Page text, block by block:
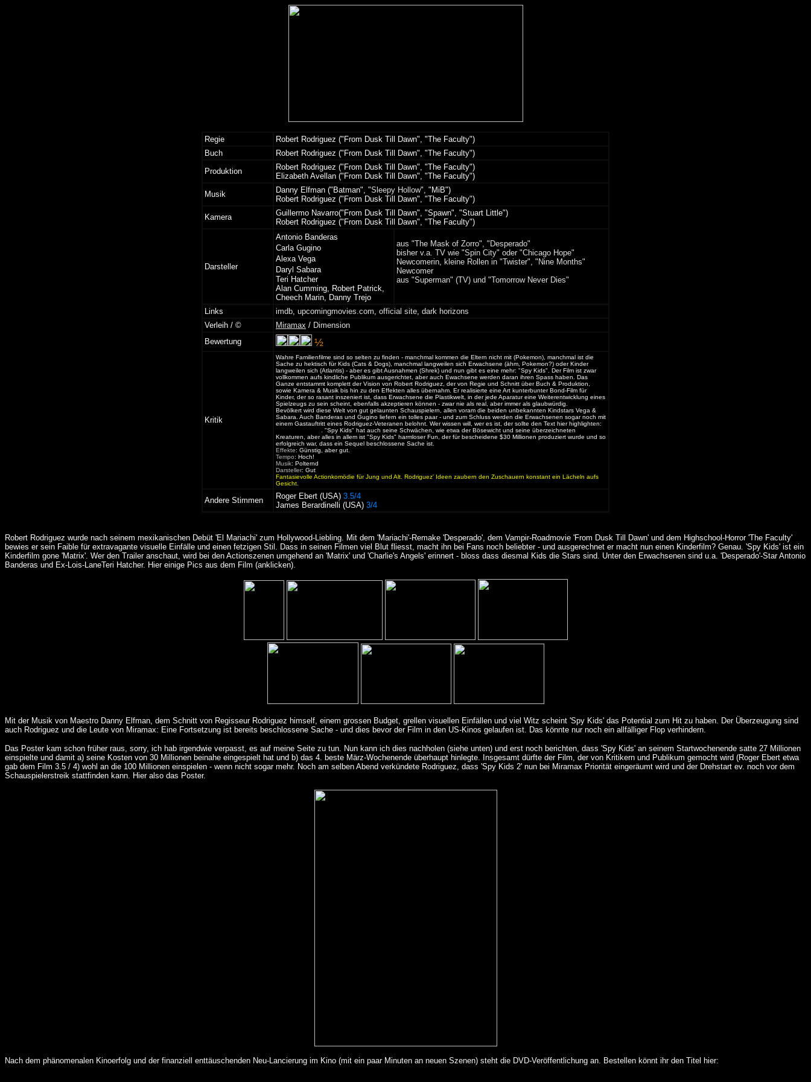
Regie
Robert Rodriguez ("From Dusk Till Dawn", "The Faculty")
Buch
Robert Rodriguez ("From Dusk Till Dawn", "The Faculty")
Produktion
Robert Rodriguez ("From Dusk Till Dawn", "The Faculty")
Elizabeth Avellan ("From Dusk Till Dawn", "The Faculty")
Musik
Danny Elfman ("Batman", "Sleepy Hollow", "MiB")
Robert Rodriguez ("From Dusk Till Dawn", "The Faculty")
Kamera
Guillermo Navarro("From Dusk Till Dawn", "Spawn", "Stuart Little")
Robert Rodriguez ("From Dusk Till Dawn", "The Faculty")
Darsteller
Antonio Banderas
Carla Gugino
Alexa Vega
Daryl Sabara
Teri Hatcher
Alan Cumming, Robert Patrick,
Cheech Marin, Danny Trejo
aus "The Mask of Zorro", "Desperado"
bisher v.a. TV wie "Spin City" oder "Chicago Hope"
Newcomerin, kleine Rollen in "Twister", "Nine Months"
Newcomer
aus "Superman" (TV) und "Tomorrow Never Dies"
Links imdb, upcomingmovies.com, official site, dark horizons
Verleih / ©
Miramax / Dimension
Bewertung
½
Kritik
Wahre Familienfilme sind so selten zu finden - manchmal kommen die Eltern nicht mit (Pokemon), manchmal ist die
Sache zu hektisch für Kids (Cats & Dogs), manchmal langweilen sich Erwachsene (ähm, Pokemon?) oder Kinder
langweilen sich (Atlantis) - aber es gibt Ausnahmen (Shrek) und nun gibt es eine mehr: "Spy Kids". Der Film ist zwar
vollkommen aufs kindliche Publikum ausgerichtet, aber auch Ewachsene werden daran ihren Spass haben. Das
Ganze entstammt komplett der Vision von Robert Rodriguez, der von Regie und Schnitt über Buch & Produktion,
sowie Kamera & Musik bis hin zu den Effekten alles übernahm. Er realisierte eine Art kunterbunter Bond-Film für
Kinder, der so rasant inszeniert ist, dass Erwachsene die Plastikwelt, in der jede Aparatur eine Weiterentwicklung eines
Spielzeugs zu sein scheint, ebenfalls akzeptieren können - zwar nie als real, aber immer als glaubwürdig.
Bevölkert wird diese Welt von gut gelaunten Schauspielern, allen voram die beiden unbekannten Kindstars Vega &
Sabara. Auch Banderas und Gugino liefern ein tolles paar - und zum Schluss werden die Erwachsenen sogar noch mit
einem Gastauftritt eines Rodriguez-Veteranen belohnt. Wer wissen will, wer es ist, der sollte den Text hier highlighten:
. "Spy Kids" hat auch seine Schwächen, wie etwa der Bösewicht und seine überzeichneten
Kreaturen, aber alles in allem ist "Spy Kids" harmloser Fun, der für bescheidene $30 Millionen produziert wurde und so
erfolgreich war, dass ein Sequel beschlossene Sache ist.
Effekte: Günstig, aber gut.
Tempo: Hoch!
Musik: Polternd
Darsteller: Gut
Fantasievolle Actionkomödie für Jung und Alt. Rodriguez' Ideen zaubern den Zuschauern konstant ein Lächeln aufs
Gesicht.
Andere Stimmen Roger Ebert (USA) 3.5/4
James Berardinelli (USA) 3/4
Robert Rodriguez wurde nach seinem mexikanischen Debüt 'El Mariachi' zum Hollywood-Liebling. Mit dem 'Mariachi'-Remake 'Desperado', dem Vampir-Roadmovie 'From Dusk Till Dawn' und dem Highschool-Horror 'The Faculty'
bewies er sein Faible für extravagante visuelle Einfälle und einen fetzigen Stil. Dass in seinen Filmen viel Blut fliesst, macht ihn bei Fans noch beliebter - und ausgerechnet er macht nun einen Kinderfilm? Genau. 'Spy Kids' ist ein
Kinderfilm gone 'Matrix'. Wer den Trailer anschaut, wird bei den Actionszenen umgehend an 'Matrix' und 'Charlie's Angels' erinnert - bloss dass diesmal Kids die Stars sind. Unter den Erwachsenen sind u.a. 'Desperado'-Star Antonio
Banderas und Ex-Lois-LaneTeri Hatcher. Hier einige Pics aus dem Film (anklicken).
Mit der Musik von Maestro Danny Elfman, dem Schnitt von Regisseur Rodriguez himself, einem grossen Budget, grellen visuellen Einfällen und viel Witz scheint 'Spy Kids' das Potential zum Hit zu haben. Der Überzeugung sind
auch Rodriguez und die Leute von Miramax: Eine Fortsetzung ist bereits beschlossene Sache - und dies bevor der Film in den US-Kinos gelaufen ist. Das könnte nur noch ein allfälliger Flop verhindern.
Das Poster kam schon früher raus, sorry, ich hab irgendwie verpasst, es auf meine Seite zu tun. Nun kann ich dies nachholen (siehe unten) und erst noch berichten, dass 'Spy Kids' an seinem Startwochenende satte 27 Millionen
einspielte und damit a) seine Kosten von 30 Millionen beinahe eingespielt hat und b) das 4. beste März-Wochenende überhaupt hinlegte. Insgesamt dürfte der Film, der von Kritikern und Publikum gemocht wird (Roger Ebert etwa
gab dem Film 3.5 / 4) wohl an die 100 Millionen einspielen - wenn nicht sogar mehr. Noch am selben Abend verkündete Rodriguez, dass 'Spy Kids 2' nun bei Miramax Priorität eingeräumt wird und der Drehstart ev. noch vor dem
Schauspielerstreik stattfinden kann. Hier also das Poster.
Nach dem phänomenalen Kinoerfolg und der finanziell enttäuschenden Neu-Lancierung im Kino (mit ein paar Minuten an neuen Szenen) steht die DVD-Veröffentlichung an. Bestellen könnt ihr den Titel hier: